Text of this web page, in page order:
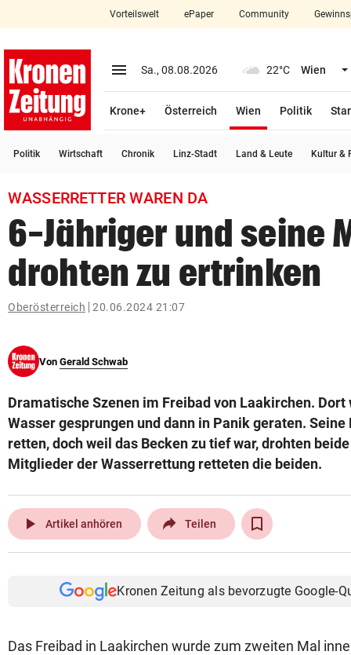
closeSchließen
account_circle Anmelden
arrow_right
search
Suchbegriff
eingeben
© Krone Multimedia GmbH & Co KG 2026
Vorteilswelt ePaper Community
menu Menü aufklappen
Sa., 08.08.2026 22°C Wien
Krone+ Österreich Wien
Politik
Politik Wirtschaft Chronik Linz-Stadt Land & Leute Kultur &
WASSERRETTER WAREN DA
6-Jähriger und seine
drohten zu ertrinken
Oberösterreich 20.06.2024 21:07
Von Gerald Schwab
Dramatische Szenen im Freibad von Laakirchen.
Wasser gesprungen und dann in Panik geraten.
retten, doch weil das Becken zu tief war, drohten
Mitglieder der Wasserrettung retteten die beiden.
play_arrow Artikel anhören Teilen
Kronen Zeitung als bevorzugte Google-
Das Freibad in Laakirchen wurde zum zweiten Mal